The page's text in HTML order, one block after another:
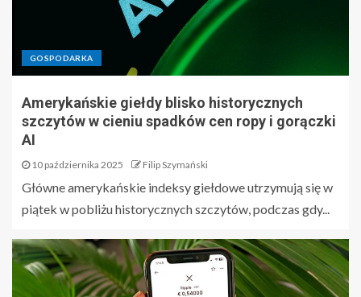
GOSPODARKA
Amerykańskie giełdy blisko historycznych
szczytów w cieniu spadków cen ropy i gorączki
AI
10 października 2025 Filip Szymański
Główne amerykańskie indeksy giełdowe utrzymują się w
piątek w pobliżu historycznych szczytów, podczas gdy...